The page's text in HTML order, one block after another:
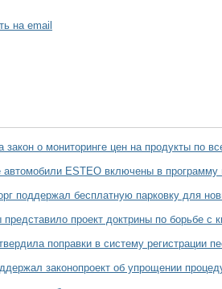
на email
закон о мониторинге цен на продукты по
автомобили ESTEO включены в программу
поддержал бесплатную парковку для
проект доктрины по борьбе с
поправки в систему регистрации
законопроект об упрощении